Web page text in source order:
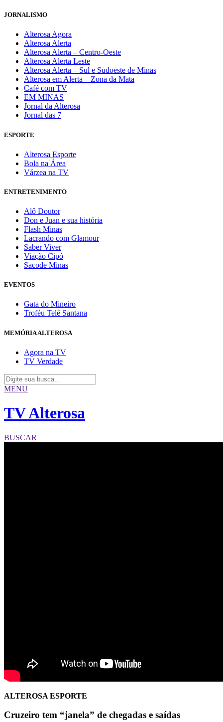
JORNALISMO
Alterosa Agora
Alterosa Alerta
Alterosa Alerta – Centro-Oeste
Alterosa Alerta Leste
Alterosa Alerta – Sul e Sudoeste de Minas
Alterosa em Alerta – Zona da Mata
Café com TV
EM MINAS
Jornal da Alterosa
Jornal das 7
ESPORTE
Alterosa Esporte
Bola na Área
Várzea na TV
ENTRETENIMENTO
Alô Doutor
Don e Juan e sua história
Flash Minas
Lacrando com Glamour
Saber Viver
Viação Cipó
Sacode Minas
EVENTOS
Gata do Mineiro
Troféu Telê Santana
MEMÓRIA ALTEROSA
Agora na TV
TV Verdade
MENU
TV Alterosa
BUSCAR
ALTEROSA ESPORTE
Cruzeiro tem “janela” de chegadas e saídas